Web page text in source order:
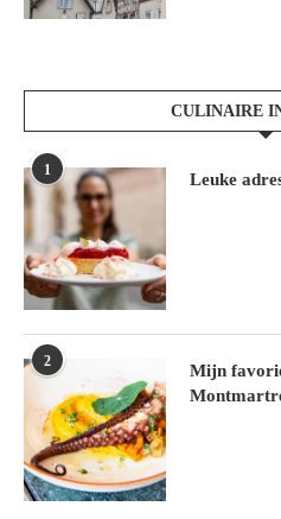
CULINAIRE
1
Leuke
2
Mijn